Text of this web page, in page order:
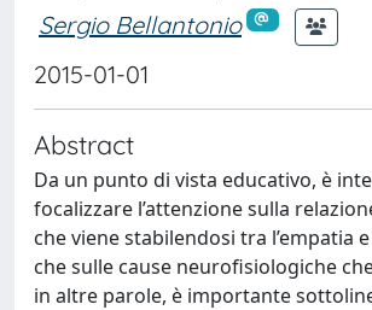
Sergio Bellantonio
2015-01-01
Abstract
Da un punto di vista educativo, è
focalizzare l’attenzione sulla
che viene stabilendosi tra l’empatia
che sulle cause neurofisiologiche
in altre parole, è importante